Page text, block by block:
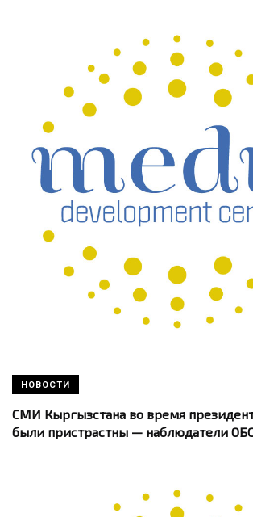
НОВОСТИ
СМИ Кыргызстана во время
были пристрастны — наблюдатели